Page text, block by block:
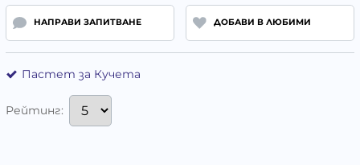
НАПРАВИ ЗАПИТВАНЕ ДОБАВИ В ЛЮБИМИ
Пастет за Кучета
Рейтинг: